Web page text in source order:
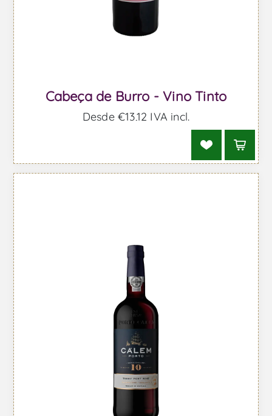
Cabeça de Burro - Vino Tinto
Desde €13,12 IVA incl.